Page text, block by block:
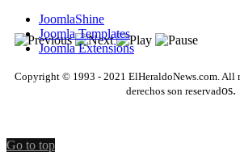
JoomlaShine
Joomla Templates
Joomla Extensions
Copyright © 1993 - 2021 ElHeraldoNews.com. All
derechos son reservados.
Go to top